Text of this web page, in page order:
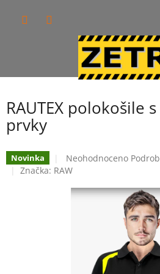
RAUTEX polokošile
prvky
Novinka
Průměrné
hodnocení
je
Neohodnoceno
Značka: RAW